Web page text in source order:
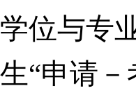
学位与专
生“申请